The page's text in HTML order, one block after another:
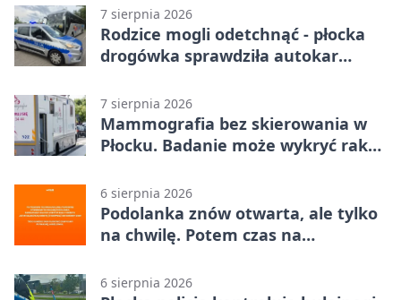
7 sierpnia 2026
Rodzice mogli odetchnąć - płocka
drogówka sprawdziła autokar
7 sierpnia 2026
Mammografia bez skierowania w
Płocku. Badanie może wykryć raka,
6 sierpnia 2026
Podolanka znów otwarta, ale tylko
na chwilę. Potem czas na
6 sierpnia 2026